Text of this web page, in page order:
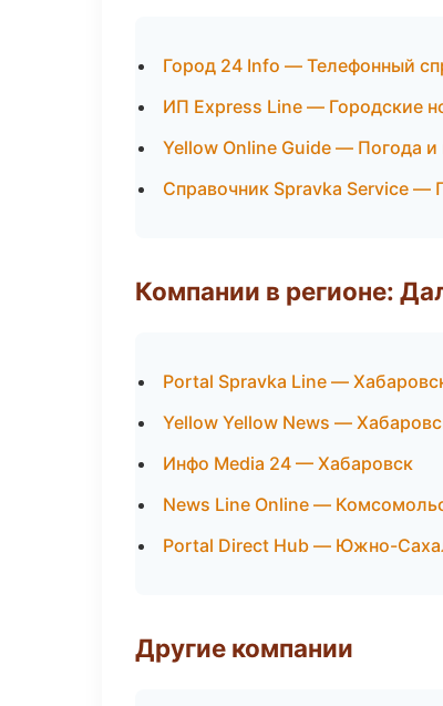
Город 24 Info — Телефонный
ИП Express Line — Городские
Yellow Online Guide — Погода и
Справочник Spravka Service —
Компании в регионе:
Portal Spravka Line —
Yellow Yellow News —
Инфо Media 24 — Хабаровск
News Line Online —
Portal Direct Hub — Южно-
Другие компании